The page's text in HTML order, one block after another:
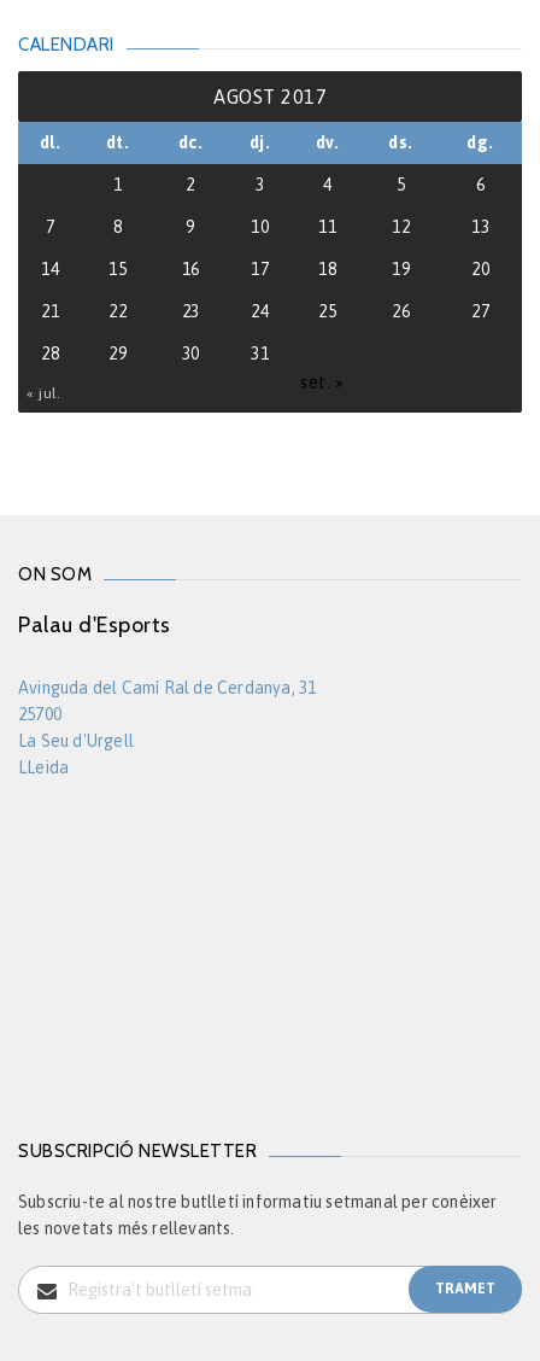
CALENDARI
AGOST 2017
dl. dt. dc. dj. dv. ds. dg.
« jul.
set. »
1 2 3 4 5 6
7 8 9 10 11 12 13
14 15 16 17 18 19 20
21 22 23 24 25 26 27
28 29 30 31
ON SOM
Palau d'Esports
Avinguda del Camí Ral de Cerdanya, 31
25700
La Seu d'Urgell
LLeida
SUBSCRIPCIÓ NEWSLETTER
Subscriu-te al nostre butlletí informatiu setmanal per conèixer
les novetats més rellevants.